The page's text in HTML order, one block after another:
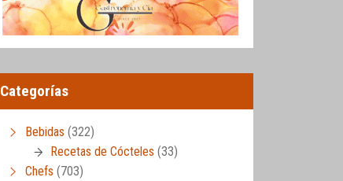
Categorías
Bebidas (322)
Recetas de Cócteles (33)
Chefs (703)